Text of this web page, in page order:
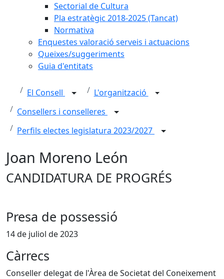
Sectorial de Cultura
Pla estratègic 2018-2025 (Tancat)
Normativa
Enquestes valoració serveis i actuacions
Queixes/suggeriments
Guia d'entitats
El Consell
L'organització
Consellers i conselleres
Perfils electes legislatura 2023/2027
Joan Moreno León
CANDIDATURA DE PROGRÉS
Presa de possessió
14 de juliol de 2023
Càrrecs
Conseller delegat de l'Àrea de Societat del Coneixement